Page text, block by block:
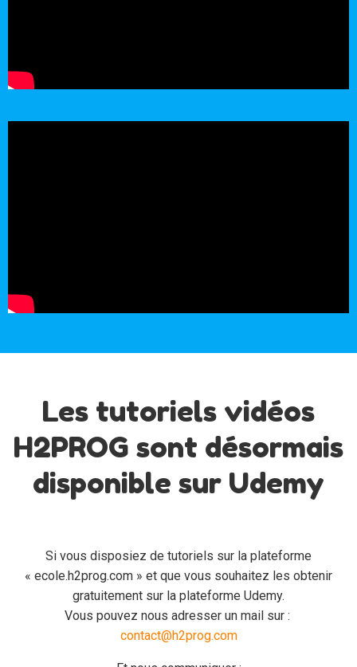
Les tutoriels vidéos
H2PROG sont désormais
disponible sur Udemy
Si vous disposiez de tutoriels sur la plateforme
« ecole.h2prog.com » et que vous souhaitez les obtenir
gratuitement sur la plateforme Udemy.
Vous pouvez nous adresser un mail sur :
contact@h2prog.com